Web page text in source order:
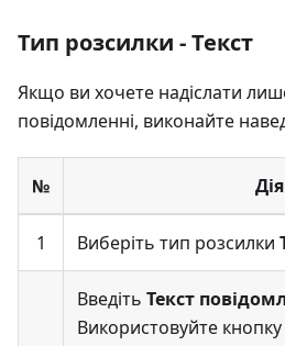
Тип розсилки - Текст
Якщо ви хочете надіслати
повідомленні, виконайте
№ Дія
1 Виберіть тип розсилки
Введіть Текст
Використовуйте кнопку